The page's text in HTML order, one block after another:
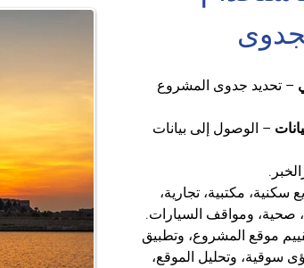
– تحديد جدوى المشروع
– الوصول إلى بيانات
سكنية، مكتبية، تجارية،
صحية، ومواقف السيارات.
موقع المشروع، وتطبيق
سوقية، وتحليل الموقع،